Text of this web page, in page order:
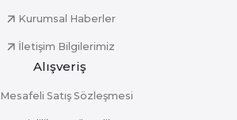
Kurumsal Haberler
İletişim Bilgilerimiz
Alışveriş
Mesafeli Satış Sözleşmesi